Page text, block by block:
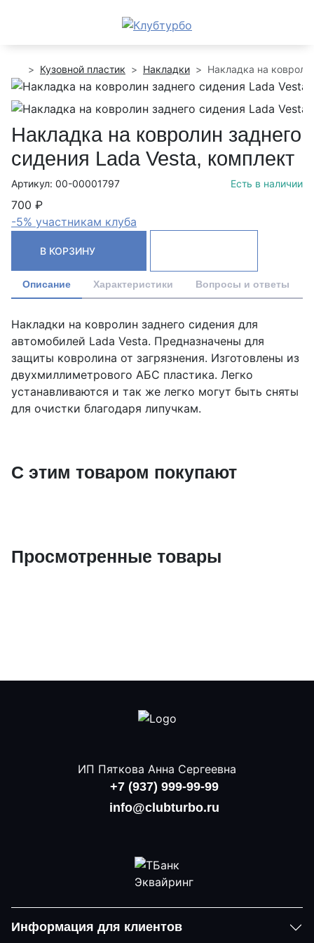
Кузовной пластик Накладки Накладка на
Накладка на ковролин заднего
сидения Lada Vesta, комплект
Артикул: 00-00001797 Есть в наличии
700 ₽
-5% участникам клуба
В КОРЗИНУ
Описание Характеристики Вопросы и ответы
Накладки на ковролин заднего сидения для
автомобилей Lada Vesta. Предназначены для
защиты ковролина от загрязнения. Изготовлены из
двухмиллиметрового АБС пластика. Легко
устанавливаются и так же легко могут быть сняты
для очистки благодаря липучкам.
С этим товаром покупают
Просмотренные товары
ИП Пяткова Анна Сергеевна
+7 (937) 999-99-99
info@clubturbo.ru
Информация для клиентов